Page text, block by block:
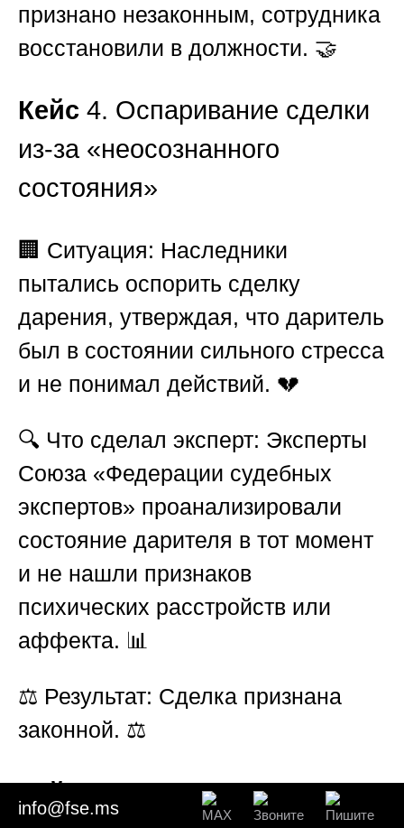
признано незаконным, сотрудника
восстановили в должности. 🤝
Кейс 4. Оспаривание сделки
из-за «неосознанного
состояния»
🏢 Ситуация: Наследники
пытались оспорить сделку
дарения, утверждая, что даритель
был в состоянии сильного стресса
и не понимал действий. 💔
🔍 Что сделал эксперт: Эксперты
Союза «Федерации судебных
экспертов» проанализировали
состояние дарителя в тот момент
и не нашли признаков
психических расстройств или
аффекта. 📊
⚖️ Результат: Сделка признана
законной. ⚖️
Кейс5. Трудовые споры о
info@fse.ms